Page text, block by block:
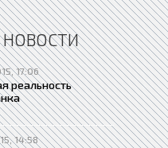
17:06
реальность
14:58